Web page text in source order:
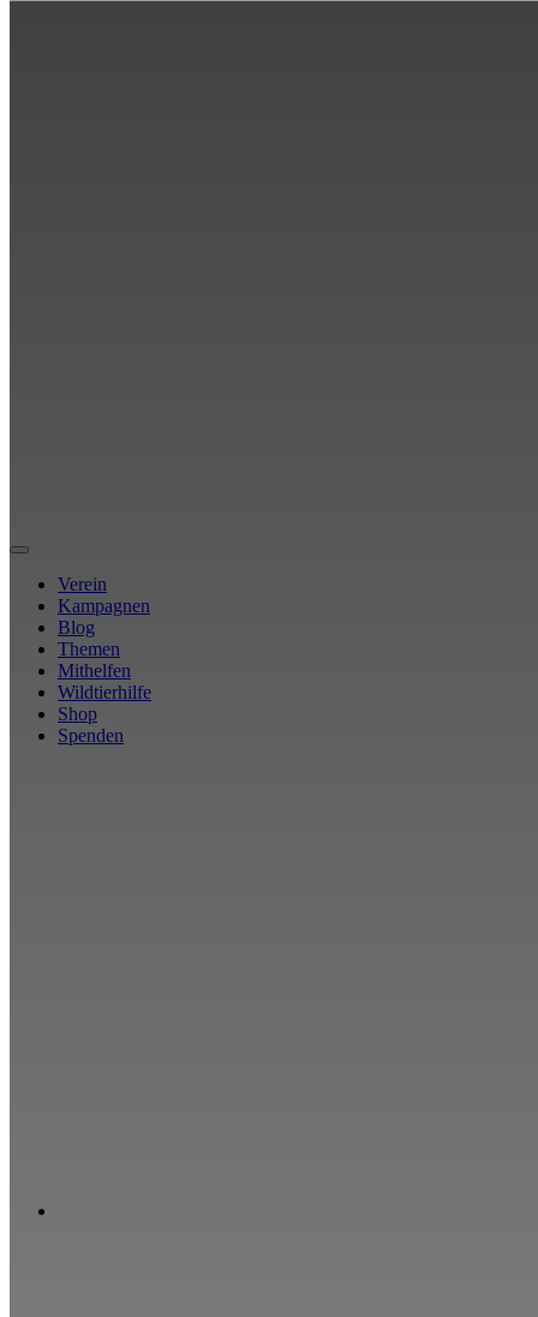
Verein
Kampagnen
Blog
Themen
Mithelfen
Wildtierhilfe
Shop
Spenden